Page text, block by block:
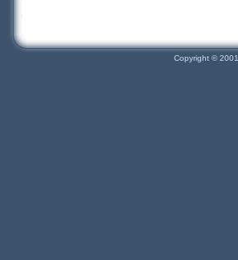
Copyright ©